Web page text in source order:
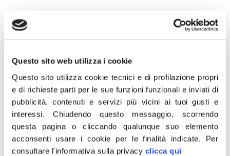
Questo sito web utilizza i cookie
Questo sito utilizza cookie tecnici e di profilazione propri
e di richieste parti per le sue funzioni funzionali e inviati di
pubblicità, contenuti e servizi più vicini ai tuoi gusti e
interessi.Chiudendo questo messaggio, scorrendo
questa pagina o cliccando qualunque suo elemento
acconsenti usare i cookie per le finalità indicate. Per
consultare l'informativa sulla privacy clicca qui
7 Aprile 2018
“Esprimo il mio più sentito dolore per le
vittime dell’attacco terroristico a Münster, in
Germania. Lo spettro dell’integralismo
islamico si è drammaticamente riaffacciato:
in questi momenti l’Europa deve dimostrare
di essere più forte di ogni fondamentalismo”.